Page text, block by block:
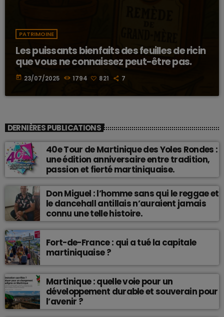
PATRIMOINE
Les puissants bienfaits des feuilles de ricin
que vous ne connaissez peut-être pas.
today 23/07/2025 1794 821 7
DERNIÈRES PUBLICATIONS
40e Tour de Martinique des Yoles Rondes :
une édition anniversaire entre tradition,
passion et fierté martiniquaise.
Don Miguel : l’homme sans qui le reggae et
le dancehall antillais n’auraient jamais
connu une telle histoire.
Fort-de-France : qui a tué la capitale
martiniquaise ?
Martinique : quelle voie pour un
développement durable et souverain pour
l’avenir ?